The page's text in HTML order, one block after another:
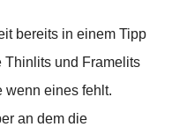
bereits in einem Tipp
und Framelits
wenn eines fehlt.
an dem die